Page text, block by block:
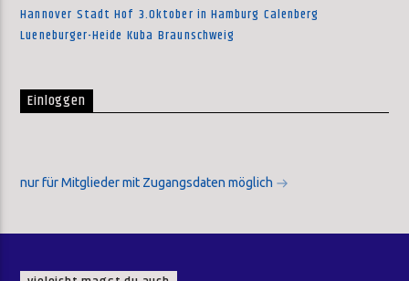
Hannover Stadt Hof 3.Oktober in Hamburg Calenberg
Lueneburger-Heide Kuba Braunschweig
Einloggen
nur für Mitglieder mit Zugangsdaten möglich